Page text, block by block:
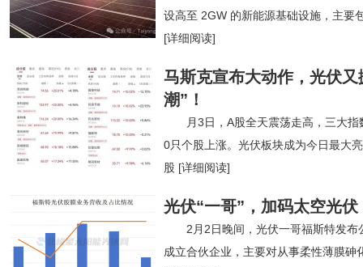
设高至 2GW 的新能源基础设施，主要
[详细阅读]
马斯克宣布大动作，光伏又
潮”！
月3日，A股全天震荡走高，三大
0只个股上涨。光伏板块成为今日最大
股 [详细阅读]
光伏“一哥”，加码太空光伏
2月2日晚间，光伏一哥福斯特发
成立合伙企业，主要对从事柔性薄膜砷